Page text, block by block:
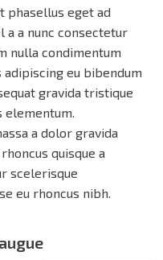
phasellus eget ad
a nunc consectetur
nulla condimentum
eu bibendum
gravida tristique
a dolor gravida
quisque a
scelerisque
eu rhoncus nibh.